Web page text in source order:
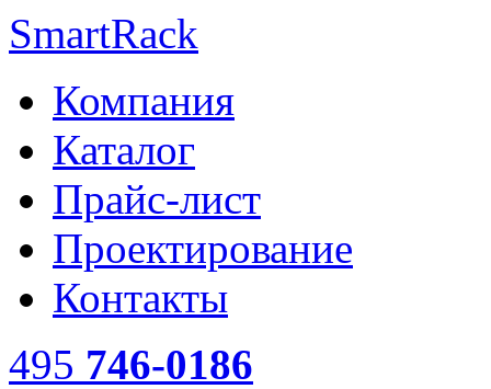
SmartRack
Компания
Каталог
Прайс-лист
Проектирование
Контакты
495 746-0186